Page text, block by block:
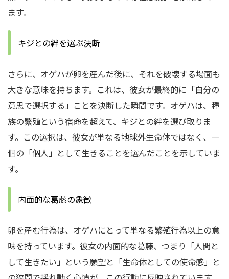
ます。
キジとの絆を選ぶ決断
さらに、オゲハが卵を産んだ後に、それを破壊する場面も
大きな意味を持ちます。これは、彼女が最終的に「自分の
意思で選択する」ことを決断した瞬間です。オゲハは、種
族の繁殖という宿命を超えて、キジとの絆を選び取りま
す。この選択は、彼女が単なる地球外生命体ではなく、一
個の「個人」として生きることを選んだことを示していま
す。
内面的な葛藤の象徴
卵を産む行為は、オゲハにとって単なる繁殖行為以上の意
味を持っています。彼女の内面的な葛藤、つまり「人間と
して生きたい」という願望と「生命体としての使命感」と